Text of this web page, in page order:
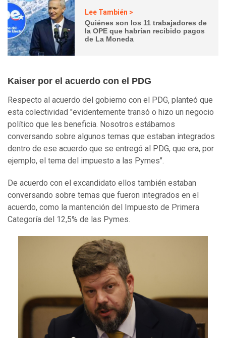
Lee También >
Quiénes son los 11 trabajadores de
la OPE que habrían recibido pagos
de La Moneda
Kaiser por el acuerdo con el PDG
Respecto al acuerdo del gobierno con el PDG, planteó que
esta colectividad "evidentemente transó o hizo un negocio
político que les beneficia. Nosotros estábamos
conversando sobre algunos temas que estaban integrados
dentro de ese acuerdo que se entregó al PDG, que era, por
ejemplo, el tema del impuesto a las Pymes".
De acuerdo con el excandidato ellos también estaban
conversando sobre temas que fueron integrados en el
acuerdo, como la mantención del Impuesto de Primera
Categoría del 12,5% de las Pymes.